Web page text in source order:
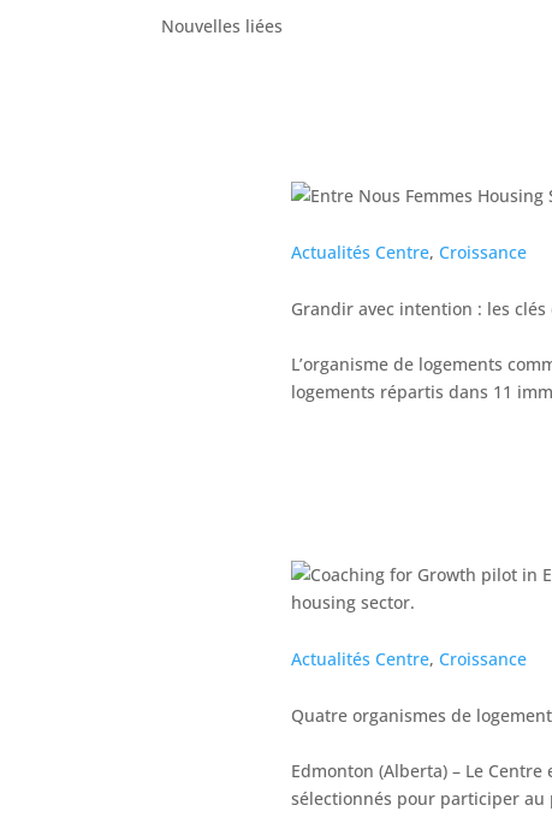
Nouvelles liées
Actualités Centre, Croissance
Grandir avec intention : les
L’organisme de logements
logements répartis dans 11
Actualités Centre, Croissance
Quatre organismes de
Edmonton (Alberta) – Le
sélectionnés pour participer